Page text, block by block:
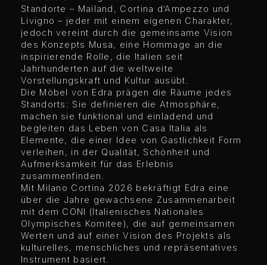
Standorte – Mailand, Cortina d’Ampezzo und
Livigno – jeder mit einem eigenen Charakter,
jedoch vereint durch die gemeinsame Vision
des Konzepts Musa, eine Hommage an die
inspirierende Rolle, die Italien seit
Jahrhunderten auf die weltweite
Vorstellungskraft und Kultur ausübt.
Die Möbel von Edra prägen die Räume jedes
Standorts: Sie definieren die Atmosphäre,
machen sie funktional und einladend und
begleiten das Leben von Casa Italia als
Elemente, die einer Idee von Gastlichkeit Form
verleihen, in der Qualität, Schönheit und
Aufmerksamkeit für das Erlebnis
zusammenfinden.
Mit Milano Cortina 2026 bekräftigt Edra eine
über die Jahre gewachsene Zusammenarbeit
mit dem CONI (Italienisches Nationales
Olympisches Komitee), die auf gemeinsamen
Werten und auf einer Vision des Projekts als
kulturelles, menschliches und repräsentatives
Instrument basiert.